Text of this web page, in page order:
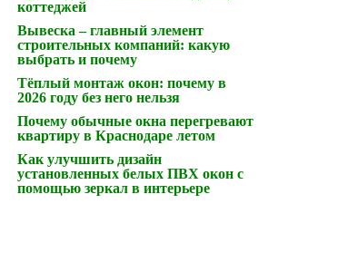
коттеджей
Вывеска – главный элемент
строительных компаний: какую
выбрать и почему
Тёплый монтаж окон: почему в
2026 году без него нельзя
Почему обычные окна перегревают
квартиру в Краснодаре летом
Как улучшить дизайн
установленных белых ПВХ окон с
помощью зеркал в интерьере